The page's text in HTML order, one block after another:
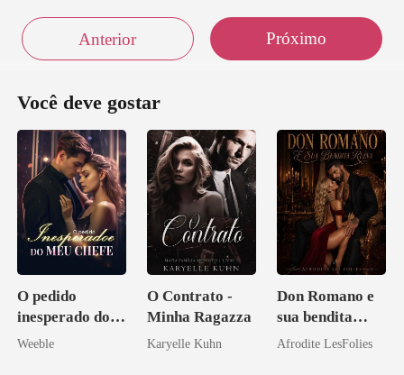
Anterior Próximo
Você deve gostar
O pedido
inesperado do
meu chefe
Weeble
O Contrato -
Minha Ragazza
Karyelle Kuhn
Don Romano e
sua bendita
ruína
Afrodite LesFolies